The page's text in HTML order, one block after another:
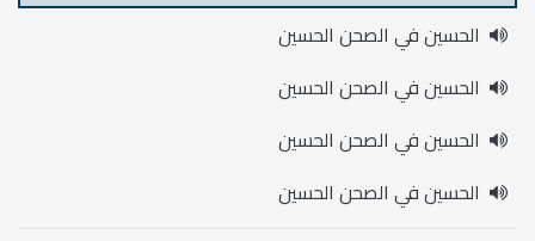
الحسين في الصحن الحسين
الحسين في الصحن الحسين
الحسين في الصحن الحسين
الحسين في الصحن الحسين